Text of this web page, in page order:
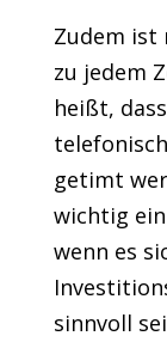
Zudem ist
zu jedem
heißt,
getimt
wichtig
wenn es
sinnvoll